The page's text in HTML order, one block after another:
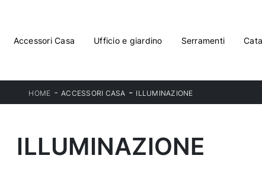
Accessori Casa Ufficio e giardino Serramenti
HOME -ACCESSORI CASA - ILLUMINAZIONE
ILLUMINAZIONE